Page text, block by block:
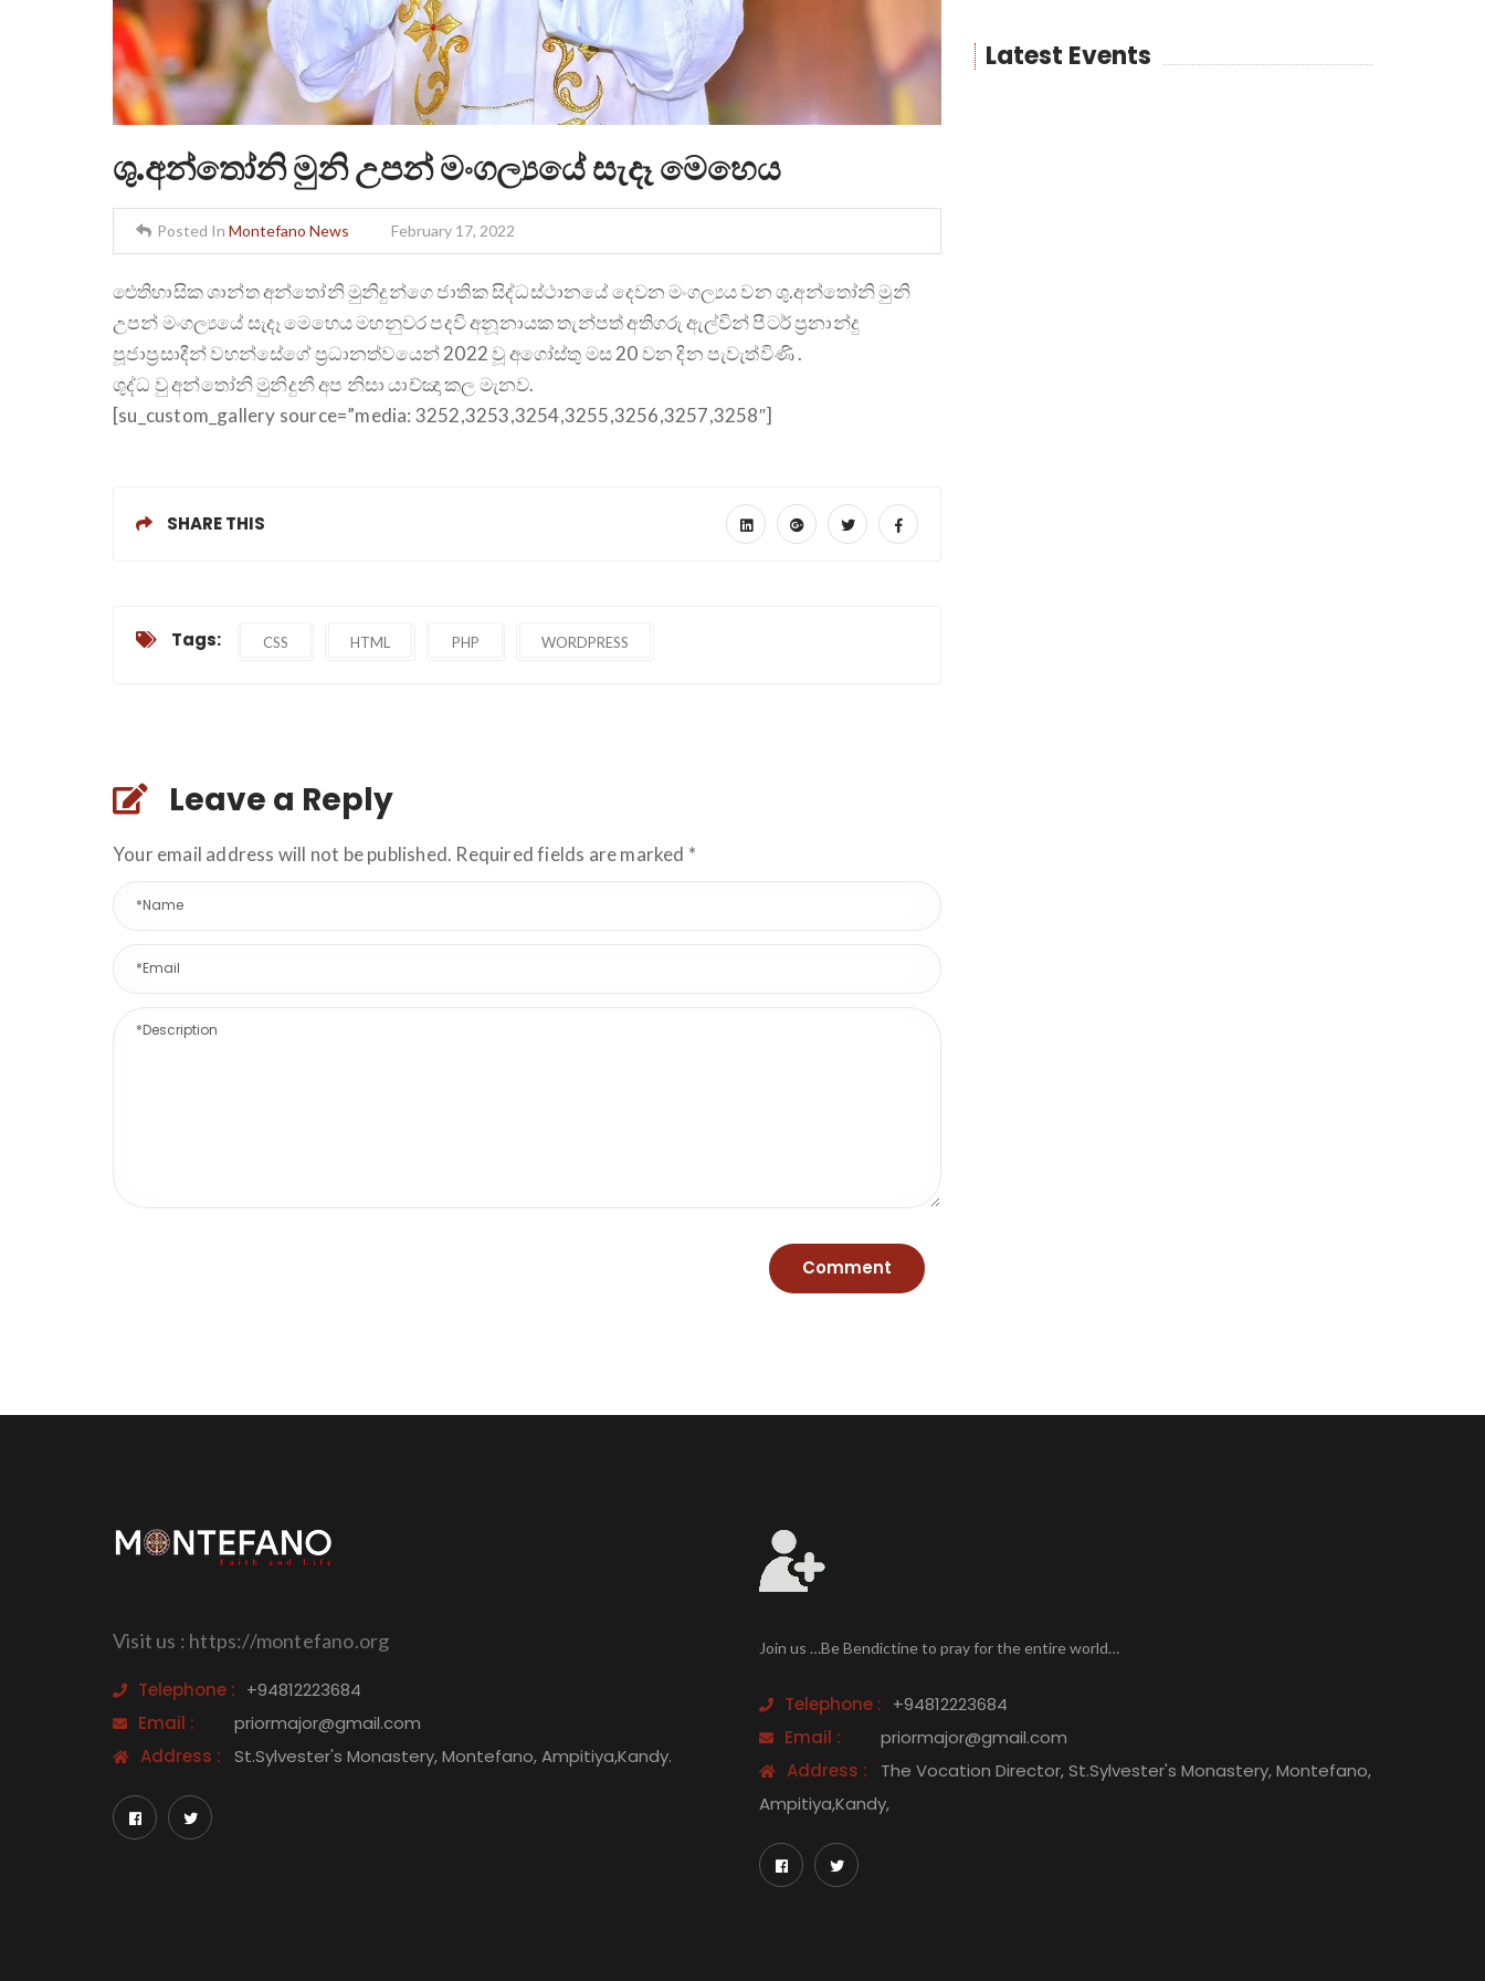
ශු.අන්තෝනි මුනි උපන් මංගල්‍යයේ සැදෑ මෙහෙය
Posted In Montefano News February 17, 2022
ඓතිහාසික ශාන්ත අන්තෝනි මුනිදුන්ගෙ ජාතික සිද්ධස්ථානයේ දෙවන මංගල්‍යය වන ශු.අන්තෝනි මුනි
උපන් මංගල්‍යයේ සැදෑ මෙහෙය මහනුවර පදවි අනූනායක තැන්පත් අතිගරු ඇල්වින් පීටර් ප්‍රනාන්දු
පූජාප්‍රසාදීන් වහන්සේගේ ප්‍රධානත්වයෙන් 2022 වූ අගෝස්තු මස 20 වන දින පැවැත්විණි .
ශුද්ධ වු අන්තෝනි මුනිදුනී අප නිසා යාච්ඤා කල මැනව.
[su_custom_gallery source=”media: 3252,3253,3254,3255,3256,3257,3258″]
SHARE THIS
Tags: CSS HTML PHP WORDPRESS
Leave a Reply
Your email address will not be published. Required fields are marked *
Latest Events
Visit us : https://montefano.org
Telephone : +94812223684
Email :
priormajor@gmail.com
Address :
St.Sylvester's Monastery, Montefano, Ampitiya,Kandy.
Join us …Be Bendictine to pray for the entire world…
Telephone : +94812223684
Email :
priormajor@gmail.com
Address :
The Vocation Director, St.Sylvester's Monastery, Montefano,
Ampitiya,Kandy,